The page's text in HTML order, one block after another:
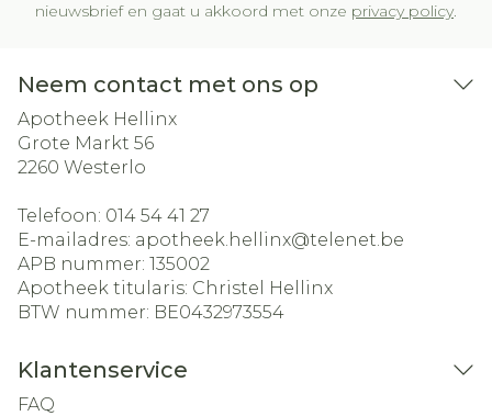
nieuwsbrief en gaat u akkoord met onze privacy policy.
Neem contact met ons op
Apotheek Hellinx
Grote Markt 56
2260 Westerlo
Telefoon: 014 54 41 27
E-mailadres: apotheek.hellinx@telenet.be
APB nummer: 135002
Apotheek titularis: Christel Hellinx
BTW nummer: BE0432973554
Klantenservice
FAQ